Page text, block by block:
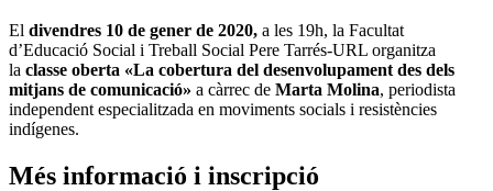
El divendres 10 de gener de 2020, a les 19h, la Facultat
d’Educació Social i Treball Social Pere Tarrés-URL organitza
la classe oberta «La cobertura del desenvolupament des dels
mitjans de comunicació» a càrrec de Marta Molina, periodista
independent especialitzada en moviments socials i resistències
indígenes.
Més informació i inscripció